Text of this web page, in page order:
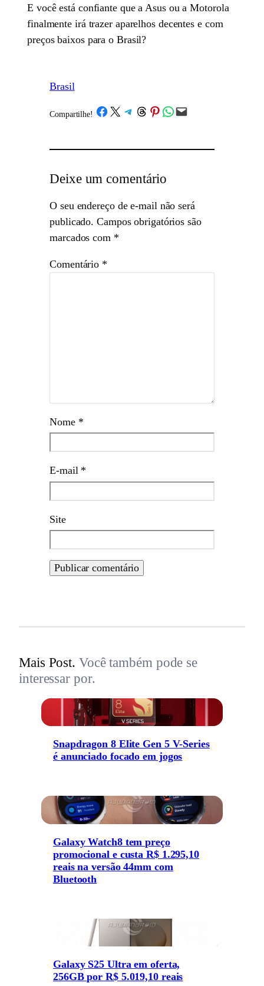
E você está confiante que a Asus ou a Motorola
finalmente irá trazer aparelhos decentes e com
preços baixos para o Brasil?
Brasil
Compartilhe!/Share on Facebook
Share on X Share on Telegram
Share on Threads
Share on Pinterest
Share on WhatsApp
Email this Page
Deixe um comentário
O seu endereço de e-mail não será
publicado. Campos obrigatórios são
marcados com *
Comentário *
Nome *
E-mail *
Site
Mais Post. Você também pode se
interessar por.
Snapdragon 8 Elite Gen 5 V-Series
é anunciado focado em jogos
Galaxy Watch8 tem preço
promocional e custa R$ 1.295,10
reais na versão 44mm com
Bluetooth
Galaxy S25 Ultra em oferta,
256GB por R$ 5.019,10 reais